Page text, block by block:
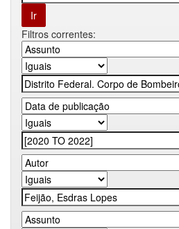
Filtros correntes: